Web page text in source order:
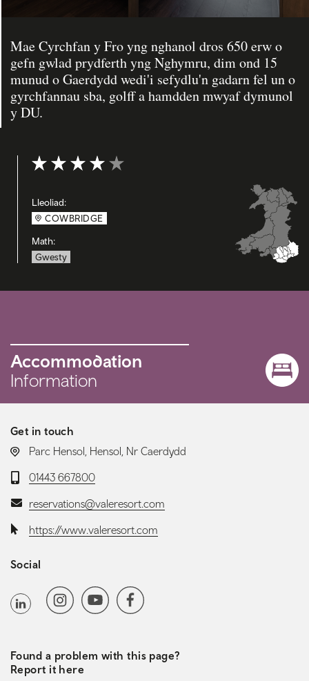
Mae Cyrchfan y Fro yng nghanol dros 650 erw o
gefn gwlad prydferth yng Nghymru, dim ond 15
munud o Gaerdydd wedi'i sefydlu'n gadarn fel un o
gyrchfannau sba, golff a hamdden mwyaf dymunol
y DU.
Graddfa: 4 out of 5
Lleoliad:
COWBRIDGE
Math:
Gwesty
Accommodation
Information
Get in touch
LOCATION:
Parc Hensol, Hensol, Nr Caerdydd
Telephone:
01443 667800
Email:reservations@valeresort.com
Website:https://www.valeresort.com
Social
Social media navigation
LinkedIn
InstagramYoutubeChannel
Facebook
Found a problem with this page?
Report it here